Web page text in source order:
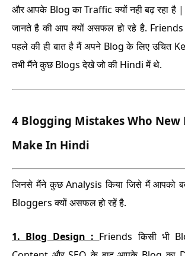
और आपके Blog का Traffic क्यों नही बढ़ रहा है
जानते है की आप क्यों असफल हो रहे है. Friends
पहले की ही बात है मैं अपने Blog के लिए उचित
तभी मैंने कुछ Blogs देखे जो की Hindi में थे.
4 Blogging Mistakes Who New
Make In Hindi
जिनसे मैंने कुछ Analysis किया जिसे मैं आपको
Bloggers क्यों असफल हो रहें है.
1. Blog Design : Friends किसी भी